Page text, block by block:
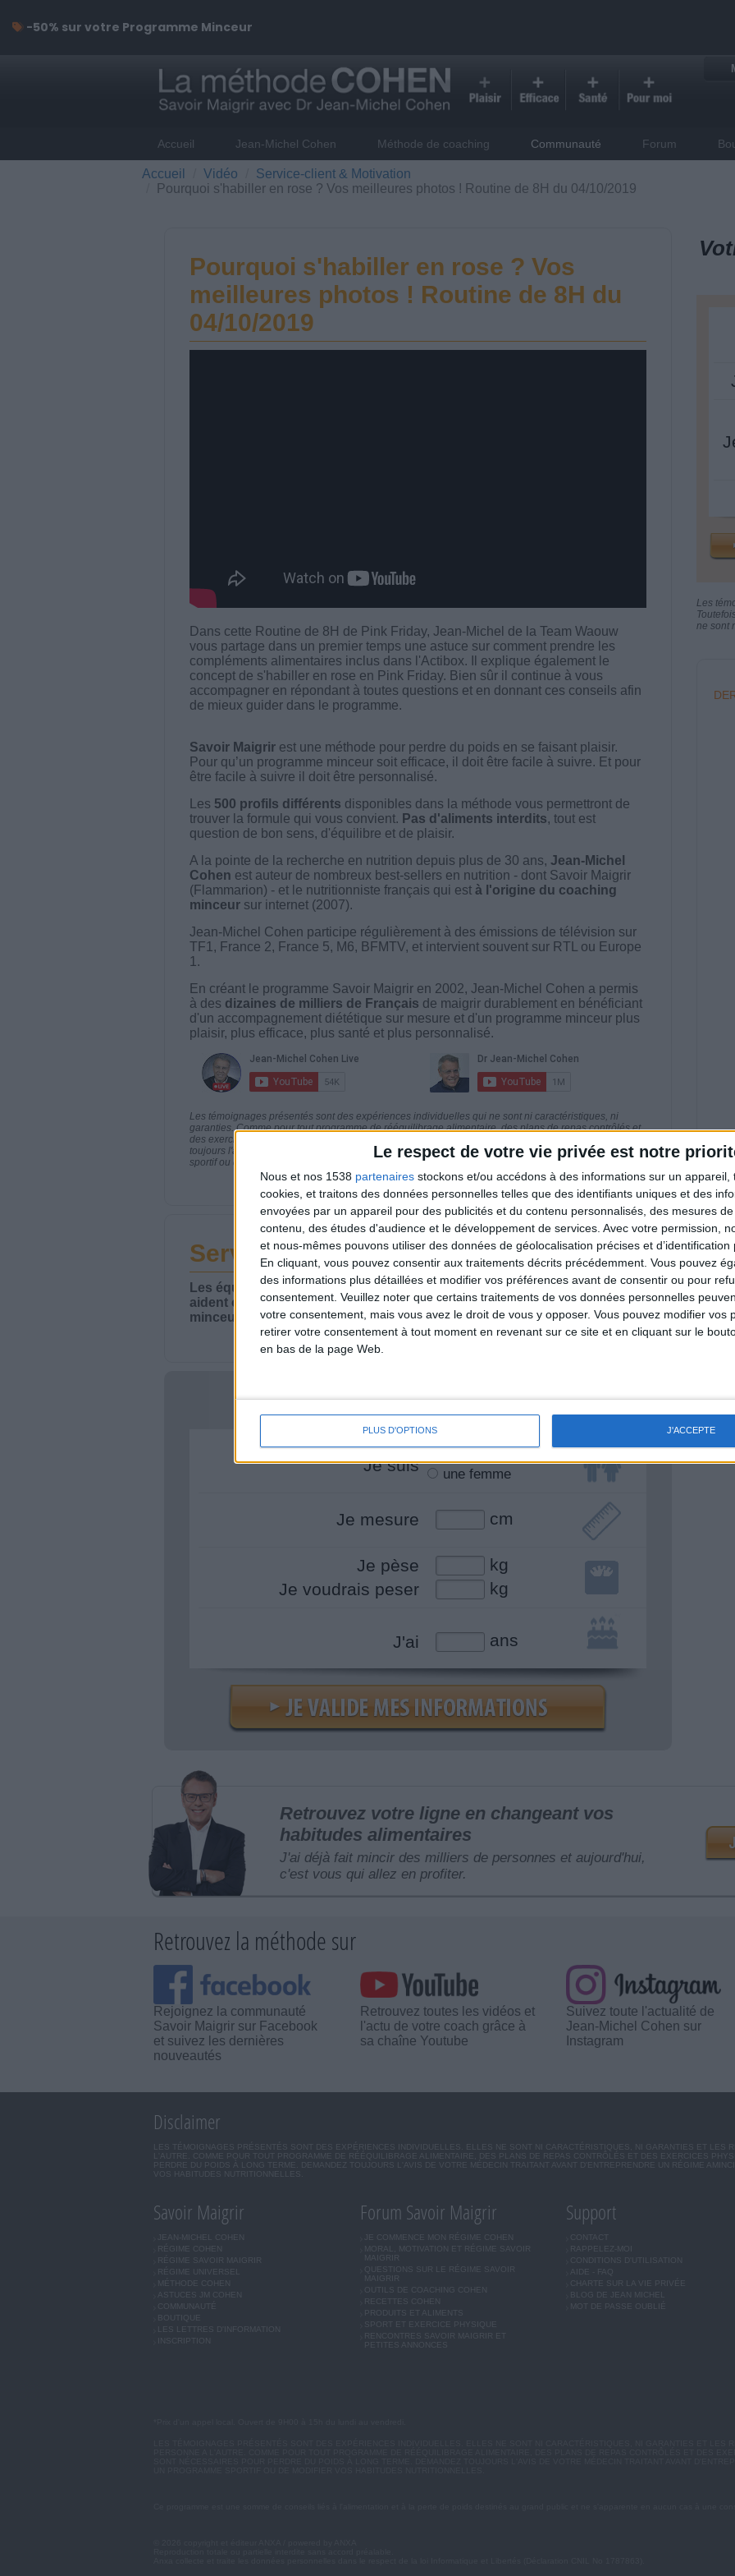
Le respect de votre vie privée est notre
Nous et nos 1538 partenaires stockons et/ou accédons à des informations sur un appareil,
cookies, et traitons des données personnelles telles que des identifiants uniques et des
envoyées par un appareil pour des publicités et du contenu personnalisés, des mesures
contenu, des études d'audience et le développement de services. Avec votre permission,
et nous-mêmes pouvons utiliser des données de géolocalisation précises et d’identification
En cliquant, vous pouvez consentir aux traitements décrits précédemment. Vous pouvez
des informations plus détaillées et modifier vos préférences avant de consentir ou pour
consentement. Veuillez noter que certains traitements de vos données personnelles
votre consentement, mais vous avez le droit de vous y opposer. Vous pouvez modifier vos
retirer votre consentement à tout moment en revenant sur ce site et en cliquant sur le
en bas de la page Web.
PLUS D'OPTIONS J'ACCEPTE
Accueil Jean-Michel Cohen Méthode de coaching Communauté Forum
Accueil Vidéo
Service-client & Motivation
Pourquoi s'habiller en rose ? Vos meilleures photos ! Routine de 8H du 04/10/2019
Pourquoi s'habiller en rose ? Vos
meilleures photos ! Routine de 8H du
04/10/2019
Dans cette Routine de 8H de Pink Friday, Jean-Michel de la Team Waouw
vous partage dans un premier temps une astuce sur comment prendre les
compléments alimentaires inclus dans l'Actibox. Il explique également le
concept de s'habiller en rose en Pink Friday. Bien sûr il continue à vous
accompagner en répondant à toutes questions et en donnant ces conseils afin
de mieux guider dans le programme.
Savoir Maigrirest une méthode pour perdre du poids en se faisant plaisir.
Pour qu’un programme minceur soit efficace, il doit être facile à suivre. Et pour
être facile à suivre il doit être personnalisé.
Les 500 profils différents disponibles dans la méthode vous permettront de
trouver la formule qui vous convient. Pas d'aliments interdits, tout est
question de bon sens, d'équilibre et de plaisir.
A la pointe de la recherche en nutrition depuis plus de 30 ans, Jean-Michel
Cohen est auteur de nombreux best-sellers en nutrition - dont Savoir Maigrir
(Flammarion) - et le nutritionniste français qui est à l'origine du coaching
minceursur internet (2007).
Jean-Michel Cohen participe régulièrement à des émissions de télévision sur
TF1, France 2, France 5, M6, BFMTV, et intervient souvent sur RTL ou Europe
1.
En créant le programme Savoir Maigrir en 2002, Jean-Michel Cohen a permis
à des dizaines de milliers de Français de maigrir durablement en bénéficiant
d'un accompagnement diététique sur mesure et d'un programme minceur plus
plaisir, plus efficace, plus santé et plus personnalisé.
Les témoignages présentés sont des expériences individuelles qui ne sont ni caractéristiques, ni
garanties. Comme pour tout programme de rééquilibrage alimentaire, des plans de repas contrôlés et
des exercices physiques réguliers sont nécessaires pour perdre du poids à long terme. Demandez
toujours l'avis de votre médecin traitant avant d'entreprendre un régime amincissant, un programme
sportif ou de modifier vos habitudes nutritionnelles.
Service-client & Motivation Voir tout
Les équipes du Service-client et de la Communauté Savoir Maigrir vous
aident chaque semaine à vous rapprocher sereinement de votre objectif
minceur.
Votre bilan minceur
Je suis
une femme
Je mesure cm
Je pèse
kg
Je voudrais peser
kg
J'ai ans
Les
ne sont
Retrouvez votre ligne en changeant vos
habitudes alimentaires
J'ai déjà fait mincir des milliers de personnes et aujourd'hui,
c'est vous qui allez en profiter.
Retrouvez la méthode sur
Rejoignez la communauté
Savoir Maigrir sur Facebook
et suivez les dernières
nouveautés
Retrouvez toutes les vidéos et
l'actu de votre coach grâce à
sa chaîne Youtube
Suivez toute l'actualité de
Jean-Michel Cohen sur
Instagram
Disclaimer
LES TÉMOIGNAGES PRÉSENTÉS SONT DES EXPÉRIENCES INDIVIDUELLES. ELLES NE SONT NI CARACTÉRISTIQUES, NI GARANTIES ET LES
L'AUTRE. COMME POUR TOUT PROGRAMME DE RÉÉQUILIBRAGE ALIMENTAIRE, DES PLANS DE REPAS CONTRÔLÉS ET DES EXERCICES
PERDRE DU POIDS À LONG TERME. DEMANDEZ TOUJOURS L'AVIS DE VOTRE MÉDECIN TRAITANT AVANT D'ENTREPRENDRE UN RÉGIME
VOS HABITUDES NUTRITIONNELLES.
Savoir Maigrir
JEAN-MICHEL COHEN
RÉGIME COHEN
RÉGIME SAVOIR MAIGRIR
RÉGIME UNIVERSEL
MÉTHODE COHEN
ASTUCES JM COHEN
COMMUNAUTÉ
BOUTIQUE
LES LETTRES D'INFORMATION
INSCRIPTION
Forum Savoir Maigrir
JE COMMENCE MON RÉGIME COHEN
MORAL, MOTIVATION ET RÉGIME SAVOIR
MAIGRIR
QUESTIONS SUR LE RÉGIME SAVOIR
MAIGRIR
OUTILS DE COACHING COHEN
RECETTES COHEN
PRODUITS ET ALIMENTS
SPORT ET EXERCICE PHYSIQUE
RENCONTRES SAVOIR MAIGRIR ET
PETITES ANNONCES
Support
CONTACT
RAPPELEZ-MOI
CONDITIONS D'UTILISATION
AIDE - FAQ
CHARTE SUR LA VIE PRIVÉE
BLOG DE JEAN MICHEL
MOT DE PASSE OUBLIÉ
-50% sur votre Programme Minceur